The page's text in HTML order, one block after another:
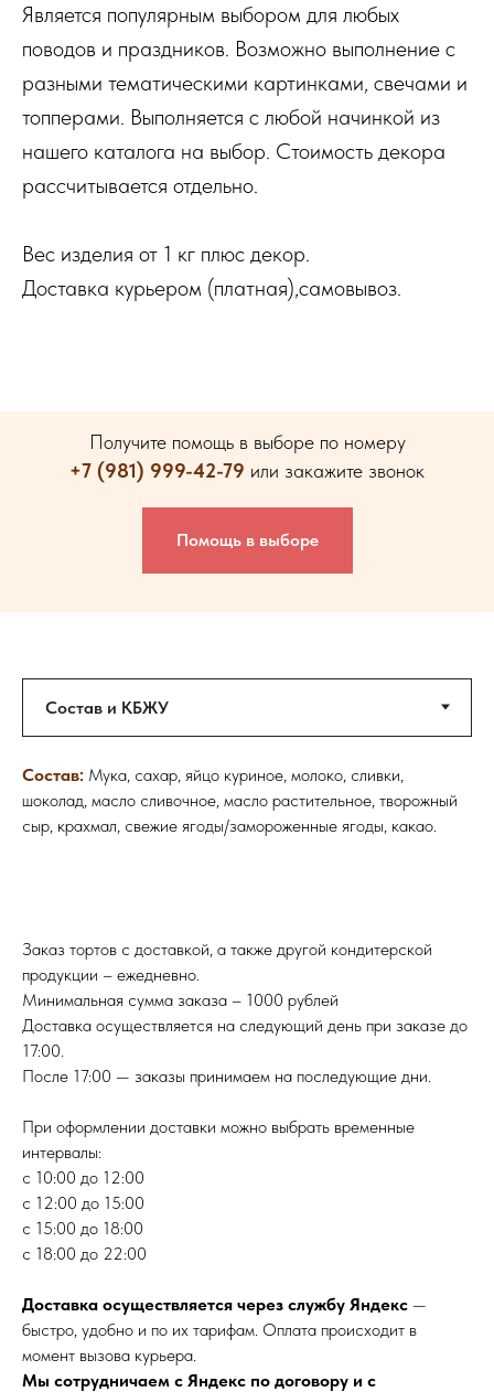
Является популярным выбором для любых
поводов и праздников. Возможно выполнение с
разными тематическими картинками, свечами и
топперами. Выполняется с любой начинкой из
нашего каталога на выбор. Стоимость декора
рассчитывается отдельно.
Вес изделия от 1 кг плюс декор.
Доставка курьером (платная),самовывоз.
Получите помощь в выборе по номеру
+7 (981) 999-42-79 или закажите звонок
Помощь в выборе
Состав: Мука, сахар, яйцо куриное, молоко, сливки,
шоколад, масло сливочное, масло растительное, творожный
сыр, крахмал, свежие ягоды/замороженные ягоды, какао.
Заказ тортов с доставкой, а также другой кондитерской
продукции – ежедневно.
Минимальная сумма заказа – 1000 рублей
Доставка осуществляется на следующий день при заказе до
17:00.
После 17:00 — заказы принимаем на последующие дни.
При оформлении доставки можно выбрать временные
интервалы:
с 10:00 до 12:00
с 12:00 до 15:00
с 15:00 до 18:00
с 18:00 до 22:00
Доставка осуществляется через службу Яндекс —
быстро, удобно и по их тарифам. Оплата происходит в
момент вызова курьера.
Мы сотрудничаем с Яндекс по договору и с